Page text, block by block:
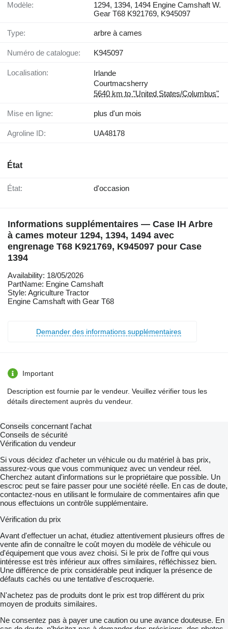
Modèle:
1294, 1394, 1494 Engine Camshaft W.
Gear T68 K921769, K945097
Type: arbre à cames
Numéro de catalogue: K945097
Localisation:
Irlande
Courtmacsherry
5640 km to "United States/Columbus"
Mise en ligne: plus d'un mois
Agroline ID: UA48178
État
État: d'occasion
Informations supplémentaires — Case IH Arbre
à cames moteur 1294, 1394, 1494 avec
engrenage T68 K921769, K945097 pour Case
1394
Availability: 18/05/2026
PartName: Engine Camshaft
Style: Agriculture Tractor
Engine Camshaft with Gear T68
Demander des informations supplémentaires
Important
Description est fournie par le vendeur. Veuillez vérifier tous les
détails directement auprès du vendeur.
Conseils concernant l'achat
Conseils de sécurité
Vérification du vendeur
Si vous décidez d'acheter un véhicule ou du matériel à bas prix,
assurez-vous que vous communiquez avec un vendeur réel.
Cherchez autant d'informations sur le propriétaire que possible. Un
escroc peut se faire passer pour une société réelle. En cas de doute,
contactez-nous en utilisant le formulaire de commentaires afin que
nous effectuions un contrôle supplémentaire.
Vérification du prix
Avant d'effectuer un achat, étudiez attentivement plusieurs offres de
vente afin de connaître le coût moyen du modèle de véhicule ou
d'équipement que vous avez choisi. Si le prix de l'offre qui vous
intéresse est très inférieur aux offres similaires, réfléchissez bien.
Une différence de prix considérable peut indiquer la présence de
défauts cachés ou une tentative d'escroquerie.
N'achetez pas de produits dont le prix est trop différent du prix
moyen de produits similaires.
Ne consentez pas à payer une caution ou une avance douteuse. En